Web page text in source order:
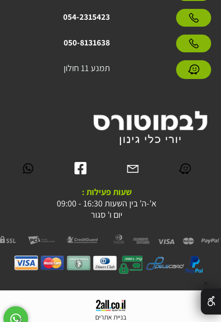
054-2315423
050-8131638
תמנע 11 חולון
שעות פעילות :
א'-ה' בין השעות 16:30 - 09:00
יום ו' סגור
בניית אתרים